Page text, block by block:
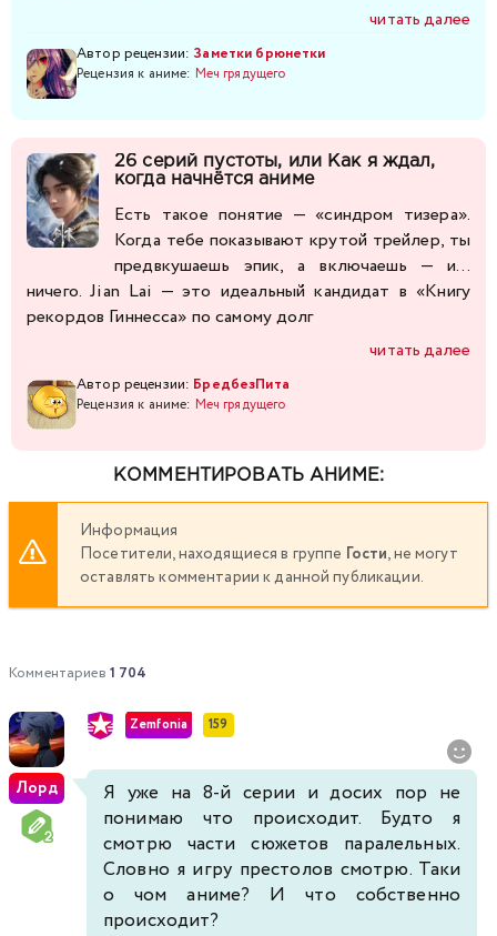
читать далее
Автор рецензии: Заметки брюнетки
Рецензия к аниме: Меч грядущего
26 серий пустоты, или Как я ждал,
когда начнётся аниме
Есть такое понятие — «синдром тизера».
Когда тебе показывают крутой трейлер, ты
предвкушаешь эпик, а включаешь — и…
ничего. Jian Lai — это идеальный кандидат в «Книгу
рекордов Гиннесса» по самому долг
читать далее
Автор рецензии: БредбезПита
Рецензия к аниме: Меч грядущего
КОММЕНТИРОВАТЬ АНИМЕ:
Информация
Посетители, находящиеся в группе Гости, не могут
оставлять комментарии к данной публикации.
Комментариев 1 704
Лорд
Zemfonia 159
Я уже на 8-й серии и досих пор не
понимаю что происходит. Будто я
смотрю части сюжетов паралельных.
Словно я игру престолов смотрю. Таки
о чом аниме? И что собственно
происходит?